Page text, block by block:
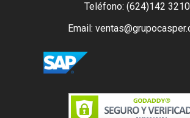
Teléfono: (624)142 3210
Email: